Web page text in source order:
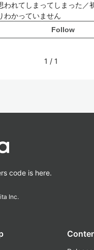
われてしまってしまった／
わかっていません
Follow
1 / 1
code is here.
Inc.